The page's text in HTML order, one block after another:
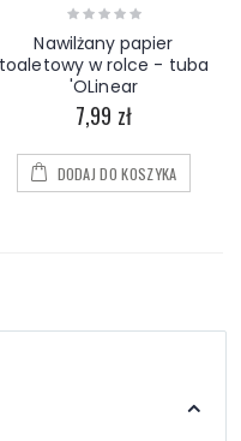
Nawilżany papier
toaletowy w rolce - tuba
'OLinear
7,99 zł
DODAJ DO KOSZYKA